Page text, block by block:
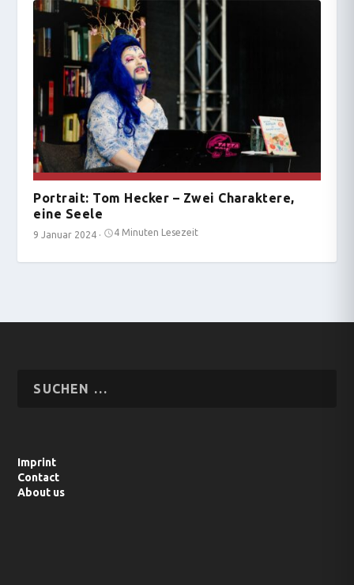
Portrait: Tom Hecker – Zwei Charaktere,
eine Seele
9 Januar 2024 · 4 Minuten Lesezeit
Imprint
Contact
About us